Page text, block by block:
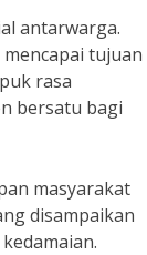
antarwarga.
tujuan
rasa
bersatu bagi
masyarakat
disampaikan